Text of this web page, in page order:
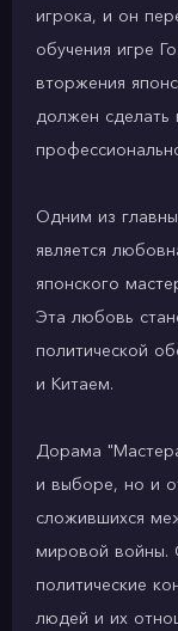
игрока, и он
обучения игре
вторжения
должен
Одним из
является
японского
Эта любовь
политической
и Китаем.
Дорама
и выборе, но и
сложившихся
мировой войны.
политические
людей и их